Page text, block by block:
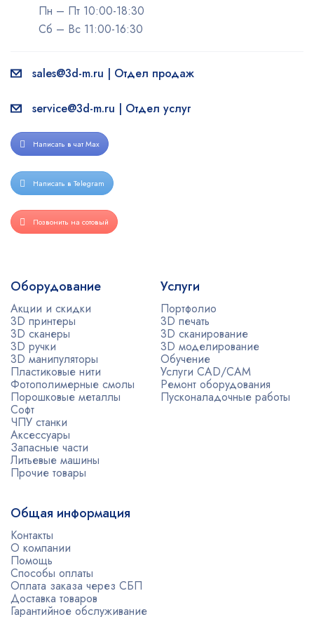
Пн – Пт 10:00-18:30
Сб – Вс 11:00-16:30
sales@3d-m.ru | Отдел продаж
service@3d-m.ru | Отдел услуг
Написать в чат Max
Написать в Telegram
Позвонить на сотовый
Оборудование
Акции и скидки
3D принтеры
3D сканеры
3D ручки
3D манипуляторы
Пластиковые нити
Фотополимерные смолы
Порошковые металлы
Софт
ЧПУ станки
Аксессуары
Запасные части
Литьевые машины
Прочие товары
Услуги
Портфолио
3D печать
3D сканирование
3D моделирование
Обучение
Услуги CAD/CAM
Ремонт оборудования
Пусконаладочные работы
Общая информация
Контакты
О компании
Помощь
Способы оплаты
Оплата заказа через СБП
Доставка товаров
Гарантийное обслуживание